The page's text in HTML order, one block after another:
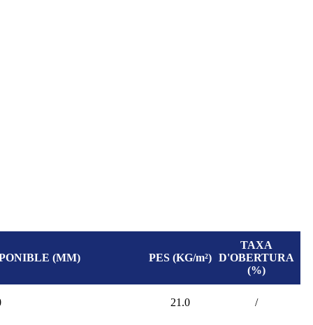
(MM) PES (KG/m²)
TAXA
D'OBERTURA
(%)
21.0 /